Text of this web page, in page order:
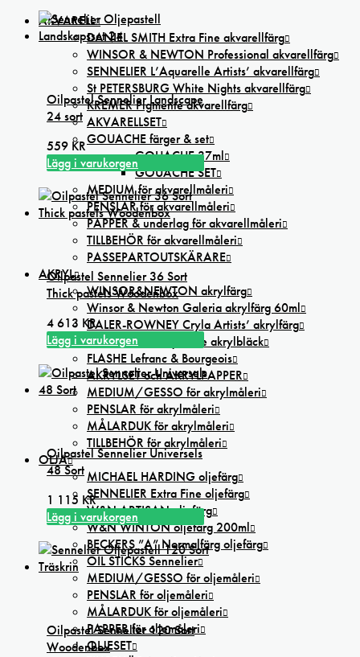
AKVARELL
DANIEL SMITH Extra Fine akvarellfärg
WINSOR & NEWTON Professional akvarellfärg
SENNELIER L’Aquarelle Artists’ akvarellfärg
St PETERSBURG White Nights akvarellfärg
KREMER Pigmente akvarellfärg
AKVARELLSET
GOUACHE färger & set
GOUACHE 37ml
GOUACHE SET
MEDIUM för akvarellmåleri
PENSLAR för akvarellmåleri
PAPPER & underlag för akvarellmåleri
TILLBEHÖR för akvarellmåleri
PASSEPARTOUTSKÄRARE
AKRYL
WINSOR&NEWTON akrylfärg
Winsor & Newton Galeria akrylfärg 60ml
DALER-ROWNEY Cryla Artists’ akrylfärg
FW Artists’ Ink flytande akrylbläck
FLASHE Lefranc & Bourgeois
AKRYLSET och AKRYLPAPPER
MEDIUM/GESSO för akrylmåleri
PENSLAR för akrylmåleri
MÅLARDUK för akrylmåleri
TILLBEHÖR för akrylmåleri
OLJA
MICHAEL HARDING oljefärg
SENNELIER Extra Fine oljefärg
W&N ARTISAN oljefärg
W&N WINTON oljefärg 200ml
BECKERS ”A” Normalfärg oljefärg
OIL STICKS Sennelier
MEDIUM/GESSO för oljemåleri
PENSLAR för oljemåleri
MÅLARDUK för oljemåleri
PAPPER för oljemåleri
OLJESET
Oilpastel Sennelier Landscape
24 sort
559 KR
Lägg i varukorgen
Oilpastel Sennelier 36 Sort
Thick pastels Woodenbox
4 613 KR
Lägg i varukorgen
Oilpastel Sennelier Universels
48 Sort
1 115 KR
Lägg i varukorgen
Oilpastel Sennelier 120 Sort
Woodenbox